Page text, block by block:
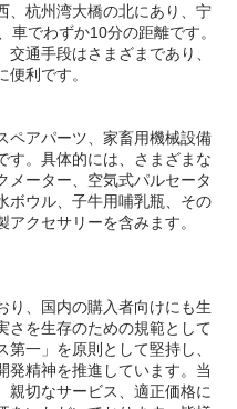
、杭州湾大橋の北にあり、宁
でわずか10分の距離です。
通手段はさまざまであり、
便利です。
ペアパーツ、家畜用機械設備
す。具体的には、さまざまな
メーター、空気式パルセータ
ボウル、子牛用哺乳瓶、その
アクセサリーを含みます。
り、国内の購入者向けにも生
さを生存のための規範として
一」を原則として堅持し、
発精神を推進しています。当
親切なサービス、適正価格に